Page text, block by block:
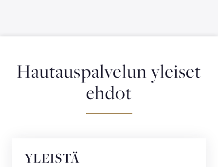
Hautauspalvelun yleiset
ehdot
YLEISTÄ